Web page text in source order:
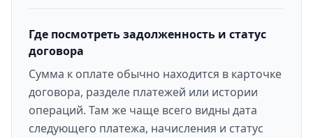
Где посмотреть задолженность и статус
договора
Сумма к оплате обычно находится в карточке
договора, разделе платежей или истории
операций. Там же чаще всего видны дата
следующего платежа, начисления и статус